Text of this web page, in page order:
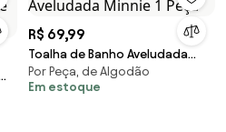
R$ 69,99
Toalha de Banho Aveludada
Minnie 1 Peça
Por Peça, de Algodão
Em estoque